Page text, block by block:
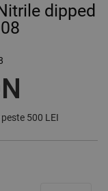
dipped
500 LEI